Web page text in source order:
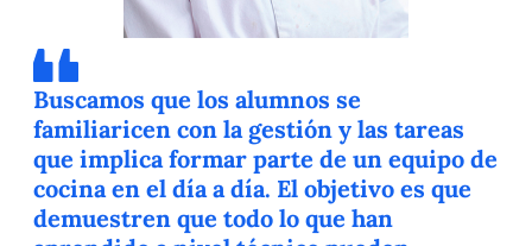
Buscamos que los alumnos se
familiaricen con la gestión y las tareas
que implica formar parte de un equipo de
cocina en el día a día. El objetivo es que
demuestren que todo lo que han